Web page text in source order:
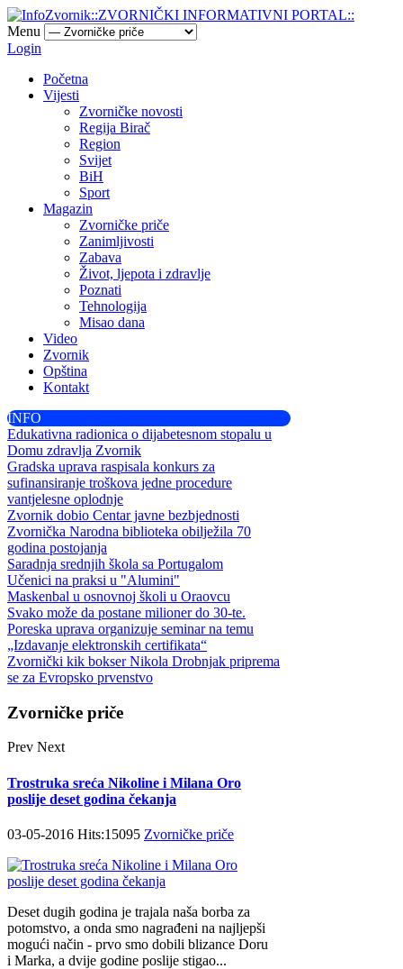
Menu
Login
Početna
Vijesti
Zvorničke novosti
Regija Birač
Region
Svijet
BiH
Sport
Magazin
Zvorničke priče
Zanimljivosti
Zabava
Život, ljepota i zdravlje
Poznati
Tehnologija
Misao dana
Video
Zvornik
Opština
Kontakt
INFO
Edukativna radionica o dijabetesnom stopalu u
Domu zdravlja Zvornik
Gradska uprava raspisala konkurs za
sufinansiranje troškova jedne procedure
vantjelesne oplodnje
Zvornik dobio Centar javne bezbjednosti
Zvornička Narodna biblioteka obilježila 70
godina postojanja
Saradnja srednjih škola sa Portugalom
Učenici na praksi u "Alumini"
Maskenbal u osnovnoj školi u Oraovcu
Svako može da postane milioner do 30-te.
Poreska uprava organizuje seminar na temu
„Izdavanje elektronskih certifikata“
Zvornički kik bokser Nikola Drobnjak priprema
se za Evropsko prvenstvo
Zvorničke priče
Prev Next
Trostruka sreća Nikoline i Milana Oro
poslije deset godina čekanja
03-05-2016 Hits:15095 Zvorničke priče
Deset dugih godina je trajala naša borba za
potomstvo, a onda smo nagrađeni na najljepši
mogući način - prvo smo dobili blizance Doru
i Marka, a dvije godine poslije stigao...